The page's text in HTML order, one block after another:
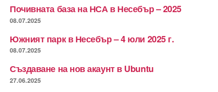
Почивната база на НСА в Несебър – 2025
08.07.2025
Южният парк в Несебър – 4 юли 2025 г.
08.07.2025
Създаване на нов акаунт в Ubuntu
27.06.2025